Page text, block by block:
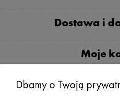
Dostawa i
Moje
Dbamy o Twoją